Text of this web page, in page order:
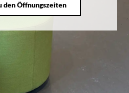
den Öffnungszeiten